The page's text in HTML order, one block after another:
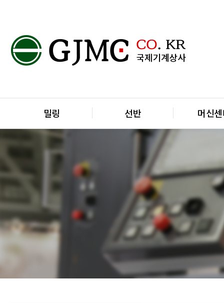
메인 메뉴
밀링 선반 머신